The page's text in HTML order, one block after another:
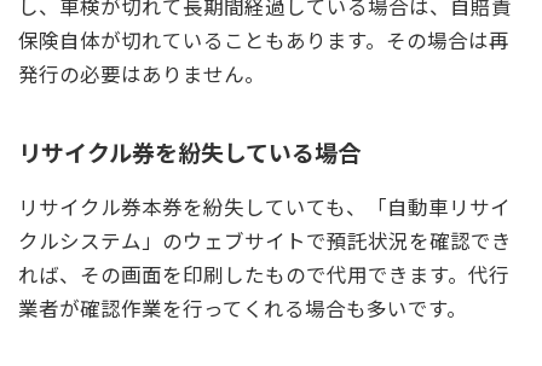
保険自体が切れていることもあります。その場合は再
発行の必要はありません。
リサイクル券を紛失している場合
リサイクル券本券を紛失していても、「自動車リサイ
クルシステム」のウェブサイトで預託状況を確認でき
れば、その画面を印刷したもので代用できます。代行
業者が確認作業を行ってくれる場合も多いです。